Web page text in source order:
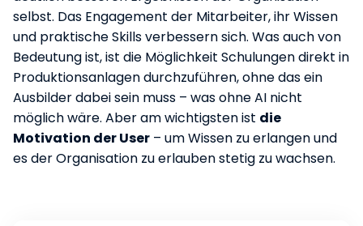
selbst. Das Engagement der Mitarbeiter, ihr Wissen
und praktische Skills verbessern sich. Was auch von
Bedeutung ist, ist die Möglichkeit Schulungen direkt in
Produktionsanlagen durchzuführen, ohne das ein
Ausbilder dabei sein muss – was ohne AI nicht
möglich wäre. Aber am wichtigsten ist die
Motivation der User – um Wissen zu erlangen und
es der Organisation zu erlauben stetig zu wachsen.